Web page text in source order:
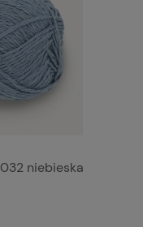
niebieska